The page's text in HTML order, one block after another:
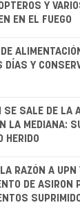
Y
EN EL FUEGO
DÍAS Y
SE SALE DE LA
LA MEDIANA:
HERIDO
RAZÓN A UPN
DE ASIRON